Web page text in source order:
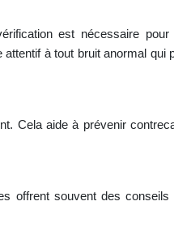
est nécessaire
à tout bruit anormal qui
Cela aide à prévenir
offrent souvent des